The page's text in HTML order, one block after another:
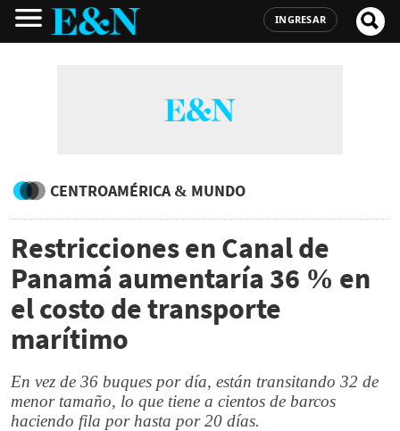
INGRESAR
CENTROAMÉRICA & MUNDO
Restricciones en Canal de
Panamá aumentaría 36 % en
el costo de transporte
marítimo
En vez de 36 buques por día, están transitando 32 de
menor tamaño, lo que tiene a cientos de barcos
haciendo fila por hasta por 20 días.